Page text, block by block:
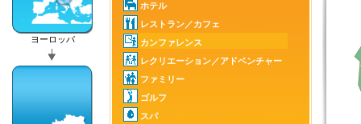
ヨーロッパ
ホテル
レストラン／カフェ
カンファレンス
レクリエーション／アドベンチャー
ファミリー
ゴルフ
スパ